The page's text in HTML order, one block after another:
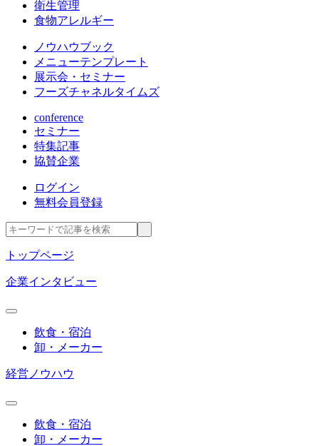
衛生管理
食物アレルギー
ノウハウブック
メニューテンプレート
展示会・セミナー
フーズチャネルタイムズ
conference
セミナー
特集記事
協賛企業
ログイン
無料会員登録
トップページ
企業インタビュー
飲食・宿泊
卸・メーカー
経営ノウハウ
飲食・宿泊
卸・メーカー